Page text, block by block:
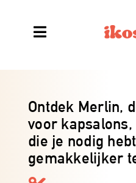
Ontdek Merlin,
voor
die je nodig
gemakkelijker